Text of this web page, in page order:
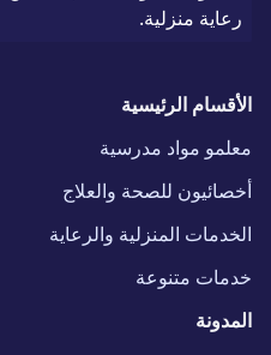
رعاية منزلية.
الأقسام الرئيسية
معلمو مواد مدرسية
أخصائيون للصحة والعلاج
الخدمات المنزلية والرعاية
خدمات متنوعة
المدونة